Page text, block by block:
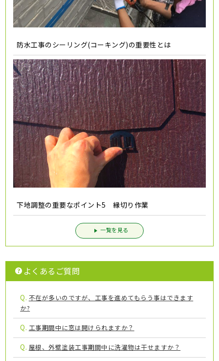
防水工事のシーリング(コーキング)の重要性とは
下地調整の重要なポイント5 縁切り作業
一覧を見る
よくあるご質問
Q. 不在が多いのですが、工事を進めてもらう事はできます
か?
Q. 工事期間中に窓は開けられますか？
Q. 屋根、外壁塗装工事期間中に洗濯物は干せますか？